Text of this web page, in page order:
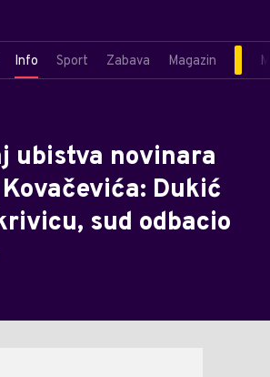
Info Sport Zabava Magazin
ubistva novinara
Dukić
sud odbacio